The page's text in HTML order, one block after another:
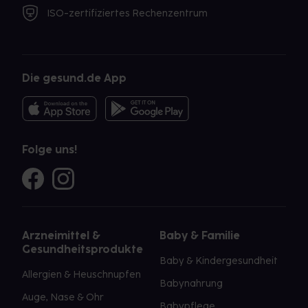
ISO-zertifiziertes Rechenzentrum
Die gesund.de App
Folge uns!
Arzneimittel &
Gesundheitsprodukte
Allergien & Heuschnupfen
Auge, Nase & Ohr
Baby & Familie
Baby & Kindergesundheit
Babynahrung